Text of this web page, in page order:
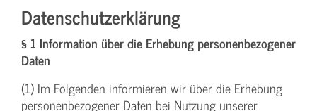
Datenschutzerklärung
§ 1 Information über die Erhebung personenbezogener
Daten
(1) Im Folgenden informieren wir über die Erhebung
personenbezogener Daten bei Nutzung unserer